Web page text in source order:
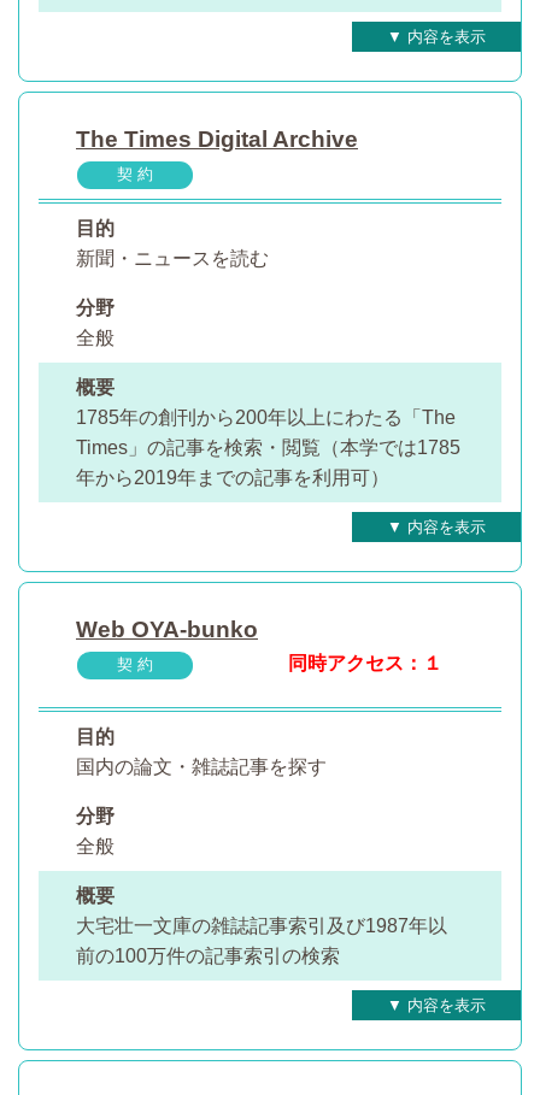
The Times Digital Archive
契 約
目的
新聞・ニュースを読む
分野
全般
概要
1785年の創刊から200年以上にわたる「The
Times」の記事を検索・閲覧（本学では1785
年から2019年までの記事を利用可）
Web OYA-bunko
契 約 同時アクセス：１
目的
国内の論文・雑誌記事を探す
分野
全般
概要
大宅壮一文庫の雑誌記事索引及び1987年以
前の100万件の記事索引の検索